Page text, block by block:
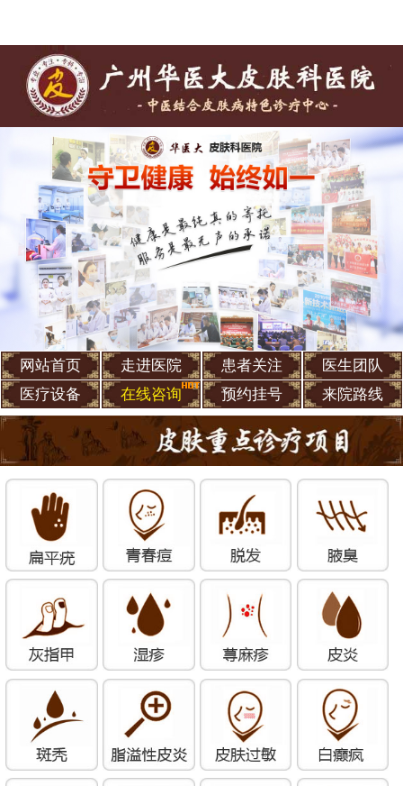
网站首页 走进医院 患者关注
医生团队
医疗设备
在线咨询 预约挂号 来院路线